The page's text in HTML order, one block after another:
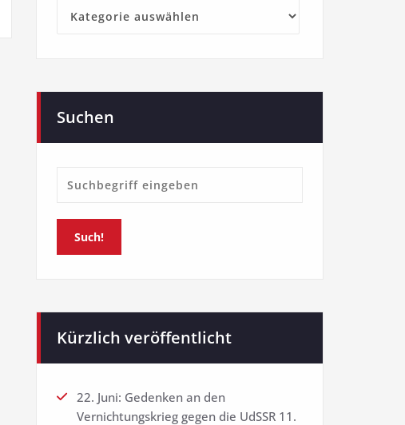
Kategorien
Suchen
Such!
Kürzlich veröffentlicht
22. Juni: Gedenken an den
Vernichtungskrieg gegen die UdSSR 11.